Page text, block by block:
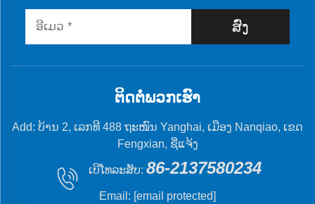
ສົ່ງ
ຕິດຕໍ່ພວກເຮົາ
Add: ບ້ານ 2, ເລກທີ 488 ຖະໜົນ Yanghai, ເມືອງ Nanqiao, ເຂດ
Fengxian, ຊີ່ແຈ້ງ
ເບີໂທລະສັບ: 86-2137580234
Email: [email protected]